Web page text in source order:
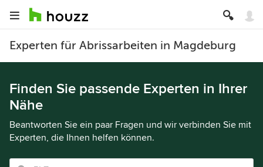
Experten für Abrissarbeiten in Magdeburg
Finden Sie passende Experten in Ihrer
Nähe
Beantworten Sie ein paar Fragen und wir verbinden Sie mit
Experten, die Ihnen helfen können.